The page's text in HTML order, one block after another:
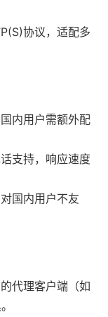
协议，适配多
内用户需额外配
支持，响应速度
国内用户不友
代理客户端（如